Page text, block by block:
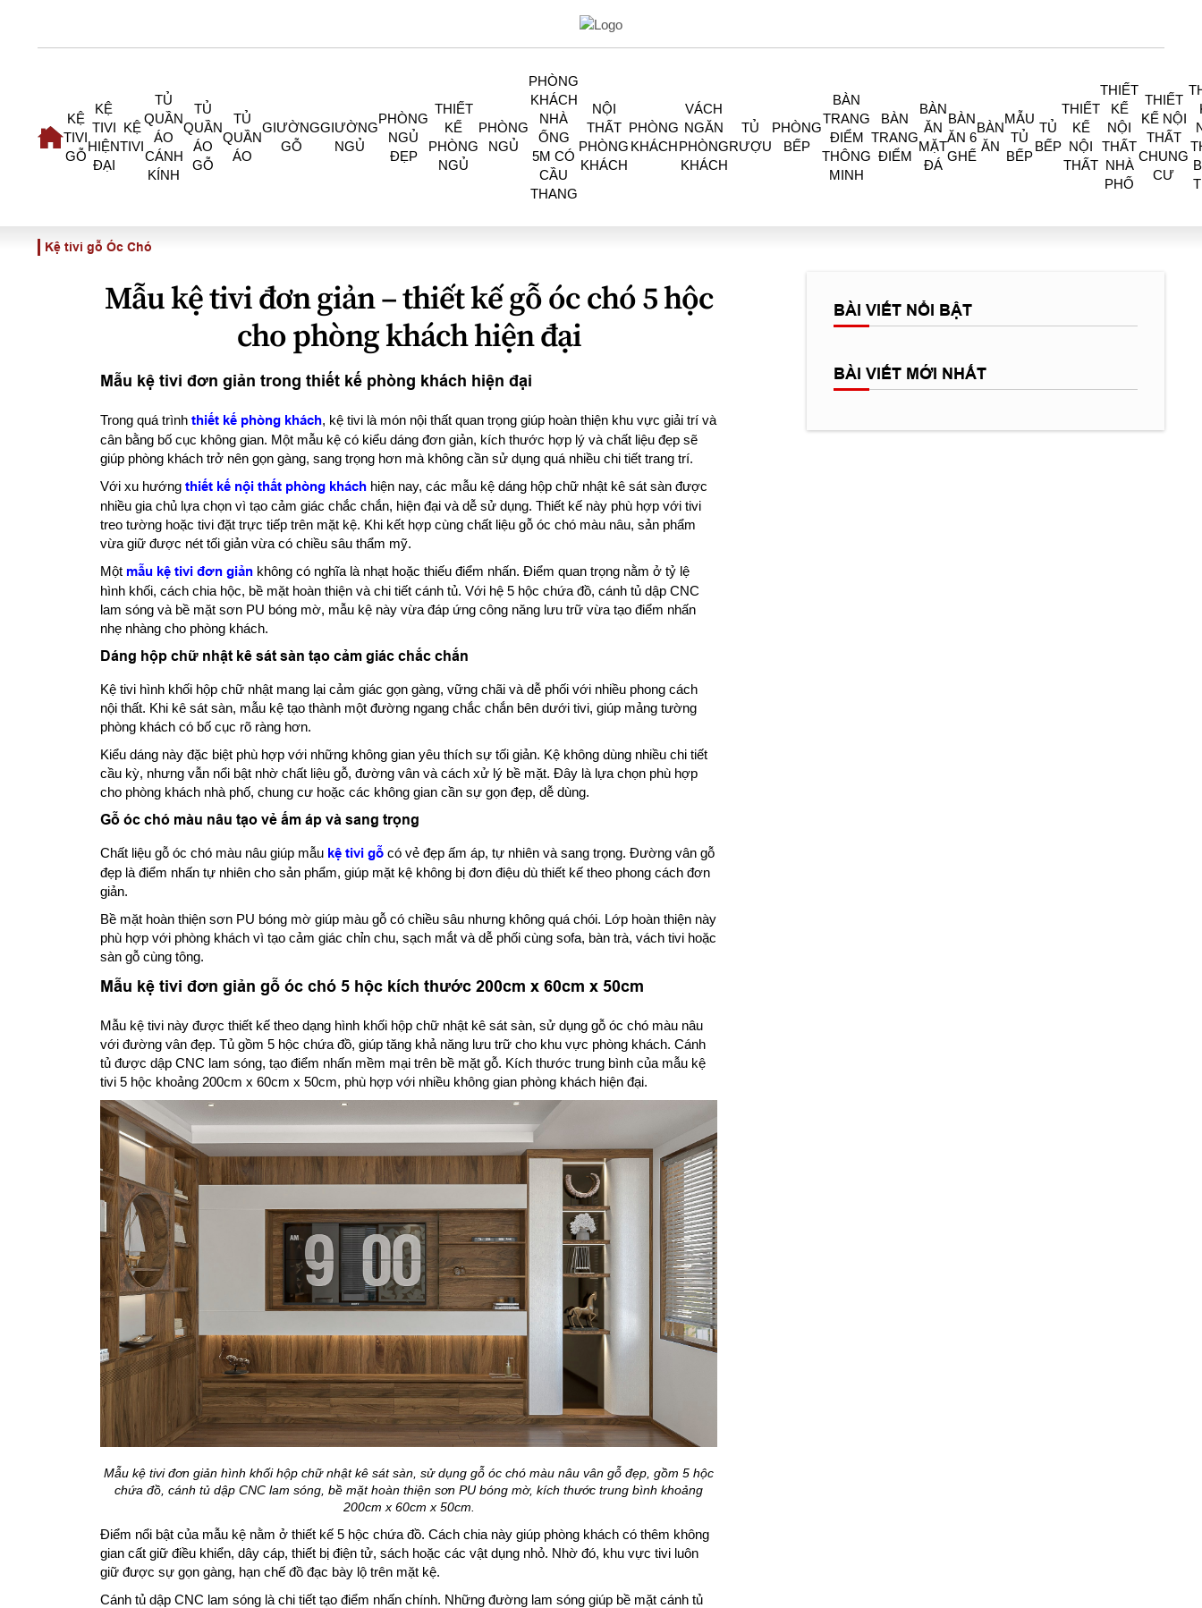
KỆ
TIVI
GỖ
KỆ
TIVI
HIỆN
ĐẠI
KỆ
TIVI
TỦ
QUẦN
ÁO
CÁNH
KÍNH
TỦ
QUẦN
ÁO
GỖ
TỦ
QUẦN
ÁO
GIƯỜNG
GỖ
GIƯỜNG
NGỦ
PHÒNG
NGỦ
ĐẸP
THIẾT
KẾ
PHÒNG
NGỦ
PHÒNG
NGỦ
PHÒNG
KHÁCH
NHÀ
ỐNG
5M CÓ
CẦU
THANG
NỘI
THẤT
PHÒNG
KHÁCH
PHÒNG
KHÁCH
VÁCH
NGĂN
PHÒNG
KHÁCH
TỦ
RƯỢU
PHÒNG
BẾP
BÀN
TRANG
ĐIỂM
THÔNG
MINH
BÀN
TRANG
ĐIỂM
BÀN
ĂN
MẶT
ĐÁ
BÀN
ĂN 6
GHẾ
BÀN
ĂN
MẪU
TỦ
BẾP
TỦ
BẾP
THIẾT
KẾ
NỘI
THẤT
THIẾT
KẾ
NỘI
THẤT
NHÀ
PHỐ
THIẾT
KẾ NỘI
THẤT
CHUNG
CƯ
Kệ tivi gỗ Óc Chó
Mẫu kệ tivi đơn giản – thiết kế gỗ óc chó 5 hộc
cho phòng khách hiện đại
Mẫu kệ tivi đơn giản trong thiết kế phòng khách hiện đại
Trong quá trình thiết kế phòng khách, kệ tivi là món nội thất quan trọng giúp hoàn thiện khu vực giải trí và
cân bằng bố cục không gian. Một mẫu kệ có kiểu dáng đơn giản, kích thước hợp lý và chất liệu đẹp sẽ
giúp phòng khách trở nên gọn gàng, sang trọng hơn mà không cần sử dụng quá nhiều chi tiết trang trí.
Với xu hướng thiết kế nội thất phòng khách hiện nay, các mẫu kệ dáng hộp chữ nhật kê sát sàn được
nhiều gia chủ lựa chọn vì tạo cảm giác chắc chắn, hiện đại và dễ sử dụng. Thiết kế này phù hợp với tivi
treo tường hoặc tivi đặt trực tiếp trên mặt kệ. Khi kết hợp cùng chất liệu gỗ óc chó màu nâu, sản phẩm
vừa giữ được nét tối giản vừa có chiều sâu thẩm mỹ.
Một mẫu kệ tivi đơn giản không có nghĩa là nhạt hoặc thiếu điểm nhấn. Điểm quan trọng nằm ở tỷ lệ
hình khối, cách chia hộc, bề mặt hoàn thiện và chi tiết cánh tủ. Với hệ 5 hộc chứa đồ, cánh tủ dập CNC
lam sóng và bề mặt sơn PU bóng mờ, mẫu kệ này vừa đáp ứng công năng lưu trữ vừa tạo điểm nhấn
nhẹ nhàng cho phòng khách.
Dáng hộp chữ nhật kê sát sàn tạo cảm giác chắc chắn
Kệ tivi hình khối hộp chữ nhật mang lại cảm giác gọn gàng, vững chãi và dễ phối với nhiều phong cách
nội thất. Khi kê sát sàn, mẫu kệ tạo thành một đường ngang chắc chắn bên dưới tivi, giúp mảng tường
phòng khách có bố cục rõ ràng hơn.
Kiểu dáng này đặc biệt phù hợp với những không gian yêu thích sự tối giản. Kệ không dùng nhiều chi tiết
cầu kỳ, nhưng vẫn nổi bật nhờ chất liệu gỗ, đường vân và cách xử lý bề mặt. Đây là lựa chọn phù hợp
cho phòng khách nhà phố, chung cư hoặc các không gian cần sự gọn đẹp, dễ dùng.
Gỗ óc chó màu nâu tạo vẻ ấm áp và sang trọng
Chất liệu gỗ óc chó màu nâu giúp mẫu kệ tivi gỗ có vẻ đẹp ấm áp, tự nhiên và sang trọng. Đường vân gỗ
đẹp là điểm nhấn tự nhiên cho sản phẩm, giúp mặt kệ không bị đơn điệu dù thiết kế theo phong cách đơn
giản.
Bề mặt hoàn thiện sơn PU bóng mờ giúp màu gỗ có chiều sâu nhưng không quá chói. Lớp hoàn thiện này
phù hợp với phòng khách vì tạo cảm giác chỉn chu, sạch mắt và dễ phối cùng sofa, bàn trà, vách tivi hoặc
sàn gỗ cùng tông.
Mẫu kệ tivi đơn giản gỗ óc chó 5 hộc kích thước 200cm x 60cm x 50cm
Mẫu kệ tivi này được thiết kế theo dạng hình khối hộp chữ nhật kê sát sàn, sử dụng gỗ óc chó màu nâu
với đường vân đẹp. Tủ gồm 5 hộc chứa đồ, giúp tăng khả năng lưu trữ cho khu vực phòng khách. Cánh
tủ được dập CNC lam sóng, tạo điểm nhấn mềm mại trên bề mặt gỗ. Kích thước trung bình của mẫu kệ
tivi 5 hộc khoảng 200cm x 60cm x 50cm, phù hợp với nhiều không gian phòng khách hiện đại.
Mẫu kệ tivi đơn giản hình khối hộp chữ nhật kê sát sàn, sử dụng gỗ óc chó màu nâu vân gỗ đẹp, gồm 5 hộc
chứa đồ, cánh tủ dập CNC lam sóng, bề mặt hoàn thiện sơn PU bóng mờ, kích thước trung bình khoảng
200cm x 60cm x 50cm.
Điểm nổi bật của mẫu kệ nằm ở thiết kế 5 hộc chứa đồ. Cách chia này giúp phòng khách có thêm không
gian cất giữ điều khiển, dây cáp, thiết bị điện tử, sách hoặc các vật dụng nhỏ. Nhờ đó, khu vực tivi luôn
giữ được sự gọn gàng, hạn chế đồ đạc bày lộ trên mặt kệ.
Cánh tủ dập CNC lam sóng là chi tiết tạo điểm nhấn chính. Những đường lam sóng giúp bề mặt cánh tủ
BÀI VIẾT NỔI BẬT
BÀI VIẾT MỚI NHẤT